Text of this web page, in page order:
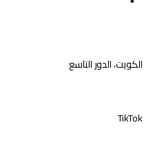
الدور التاسع
TikTok